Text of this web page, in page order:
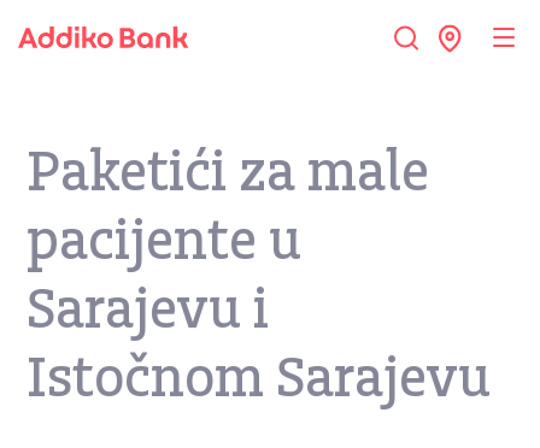
Paketići za male
pacijente u
Sarajevu i
Istočnom Sarajevu